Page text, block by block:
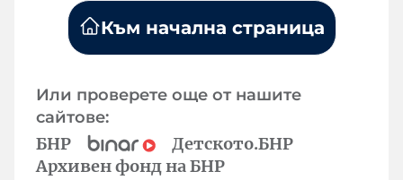
Към начална страница
Или проверете още от нашите
сайтове:
БНР
Детското.БНР
Архивен фонд на БНР